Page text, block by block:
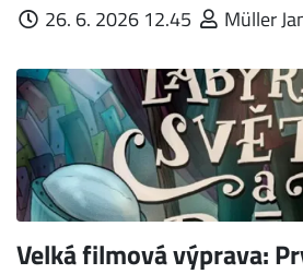
26. 6. 2026 12.45
Müller
Velká filmová výprava: